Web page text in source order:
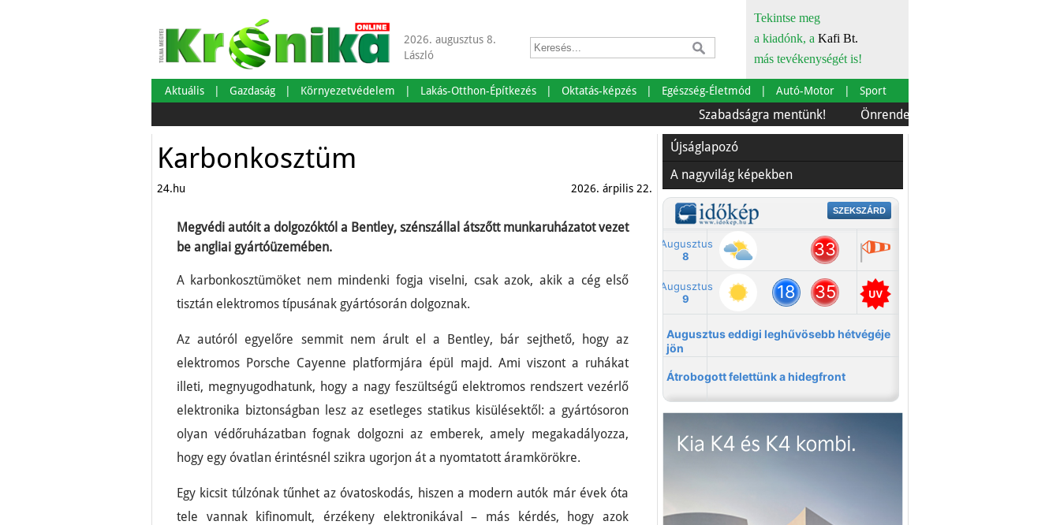
2026. augusztus 8.
László
Tekintse meg
a kiadónk, a Kafi Bt.
más tevékenységét is!
Aktuális Gazdaság Környezetvédelem Lakás-Otthon-Építkezés Oktatás-képzés Egészség-Életmód Autó-Motor Sport
Szabadságra mentünk! Önrendelkezés és szürkebarát
Karbonkosztüm
24.hu 2026. árpilis 22.
Megvédi autóit a dolgozóktól a Bentley, szénszállal átszőtt munkaruházatot vezet
be angliai gyártóüzemében.
A karbonkosztümöket nem mindenki fogja viselni, csak azok, akik a cég első
tisztán elektromos típusának gyártósorán dolgoznak.
Az autóról egyelőre semmit nem árult el a Bentley, bár sejthető, hogy az
elektromos Porsche Cayenne platformjára épül majd. Ami viszont a ruhákat
illeti, megnyugodhatunk, hogy a nagy feszültségű elektromos rendszert vezérlő
elektronika biztonságban lesz az esetleges statikus kisülésektől: a gyártósoron
olyan védőruházatban fognak dolgozni az emberek, amely megakadályozza,
hogy egy óvatlan érintésnél szikra ugorjon át a nyomtatott áramkörökre.
Egy kicsit túlzónak tűnhet az óvatoskodás, hiszen a modern autók már évek óta
tele vannak kifinomult, érzékeny elektronikával – más kérdés, hogy azok
Újságlapozó
A nagyvilág képekben